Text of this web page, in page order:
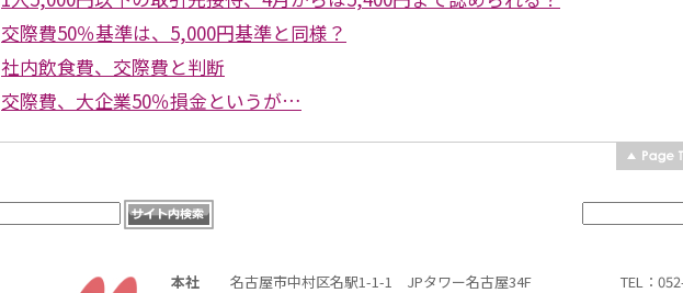
交際費50％基準は、5,000円基準と同様？
社内飲食費、交際費と判断
交際費、大企業50％損金というが…
本社 名古屋市中村区名駅1-1-1 JPタワー名古屋34F
TEL：